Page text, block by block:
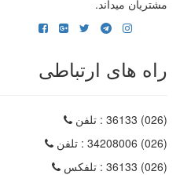
مشتریان میداند.
راه های ارتباطی
(026) 36133
: تلفن
(026) 34208006
: تلفن
(026) 36133
: تلفکس